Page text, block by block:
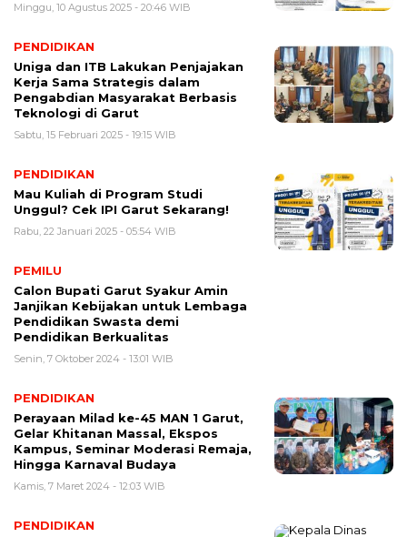
Minggu, 10 Agustus 2025 - 20:46 WIB
PENDIDIKAN
Uniga dan ITB Lakukan Penjajakan
Kerja Sama Strategis dalam
Pengabdian Masyarakat Berbasis
Teknologi di Garut
Sabtu, 15 Februari 2025 - 19:15 WIB
PENDIDIKAN
Mau Kuliah di Program Studi
Unggul? Cek IPI Garut Sekarang!
Rabu, 22 Januari 2025 - 05:54 WIB
PEMILU
Calon Bupati Garut Syakur Amin
Janjikan Kebijakan untuk Lembaga
Pendidikan Swasta demi
Pendidikan Berkualitas
Senin, 7 Oktober 2024 - 13:01 WIB
PENDIDIKAN
Perayaan Milad ke-45 MAN 1 Garut,
Gelar Khitanan Massal, Ekspos
Kampus, Seminar Moderasi Remaja,
Hingga Karnaval Budaya
Kamis, 7 Maret 2024 - 12:03 WIB
PENDIDIKAN